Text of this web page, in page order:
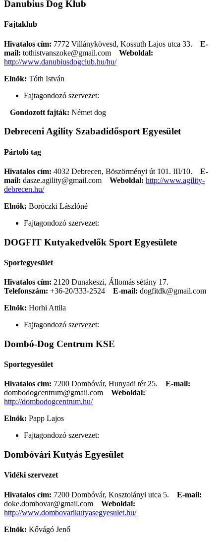
Danubius Dog Klub
Fajtaklub
Hivatalos cím: 7772 Villánykövesd, Kossuth Lajos utca 33. E-
mail: tothistvanszoke@gmail.com
Weboldal:
http://www.danubiusdogclub.hu/hu/
Elnök: Tóth István
Fajtagondozó szervezet:
Gondozott fajták: Német dog
Debreceni Agility Szabadidősport Egyesület
Pártoló tag
Hivatalos cím: 4032 Debrecen, Böszörményi út 101. III/10. E-
mail: dasze.agility@gmail.com Weboldal: http://www.agility-
debrecen.hu/
Elnök: Boróczki Lászlóné
Fajtagondozó szervezet:
DOGFIT Kutyakedvelők Sport Egyesülete
Sportegyesület
Hivatalos cím: 2120 Dunakeszi, Állomás sétány 17.
Telefonszám: +36-20/333-2524 E-mail: dogfitdk@gmail.com
Elnök: Horhi Attila
Fajtagondozó szervezet:
Dombó-Dog Centrum KSE
Sportegyesület
Hivatalos cím: 7200 Dombóvár, Hunyadi tér 25. E-mail:
dombodogcentrum@gmail.com
Weboldal:
http://dombodogcentrum.hu/
Elnök: Papp Lajos
Fajtagondozó szervezet:
Dombóvári Kutyás Egyesület
Vidéki szervezet
Hivatalos cím: 7200 Dombóvár, Kosztolányi utca 5. E-mail:
doke.dombovar@gmail.com
Weboldal:
http://www.dombovarikutyasegyesulet.hu/
Elnök: Kővágó Jenő